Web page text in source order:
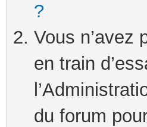
?
Vous n’avez
en train
du forum